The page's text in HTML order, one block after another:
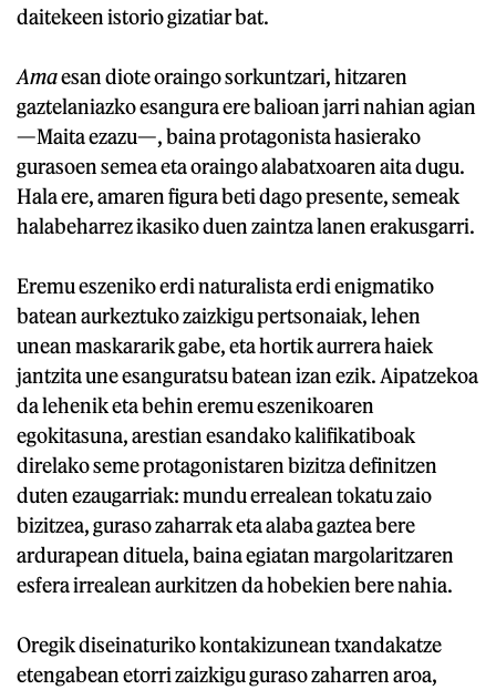
daitekeen istorio gizatiar bat.
Amaesan diote oraingo sorkuntzari, hitzaren
gaztelaniazko esangura ere balioan jarri nahian agian
—Maita ezazu—, baina protagonista hasierako
gurasoen semea eta oraingo alabatxoaren aita dugu.
Hala ere, amaren figura beti dago presente, semeak
halabeharrez ikasiko duen zaintza lanen erakusgarri.
Eremu eszeniko erdi naturalista erdi enigmatiko
batean aurkeztuko zaizkigu pertsonaiak, lehen
unean maskararik gabe, eta hortik aurrera haiek
jantzita une esanguratsu batean izan ezik. Aipatzekoa
da lehenik eta behin eremu eszenikoaren
egokitasuna, arestian esandako kalifikatiboak
direlako seme protagonistaren bizitza definitzen
duten ezaugarriak: mundu errealean tokatu zaio
bizitzea, guraso zaharrak eta alaba gaztea bere
ardurapean dituela, baina egiatan margolaritzaren
esfera irrealean aurkitzen da hobekien bere nahia.
Oregik diseinaturiko kontakizunean txandakatze
etengabean etorri zaizkigu guraso zaharren aroa,